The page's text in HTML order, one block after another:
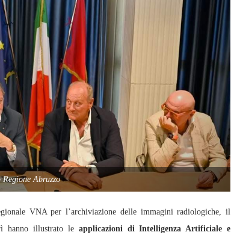
Abruzzo
VNA per l’archiviazione delle immagini radiologiche, il
hanno illustrato leapplicazioni di Intelligenza Artificiale e